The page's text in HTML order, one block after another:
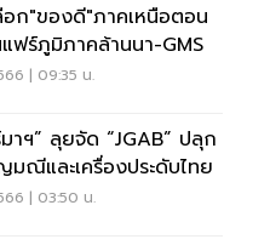
อก"ของดี"ภาคเหนือตอน
ฟร์ภูมิภาคล้านนา-GMS
| 09:35 น.
าฯ” ลุยจัด “JGAB” ปลุก
ณีและเครื่องประดับไทย
| 03:50 น.